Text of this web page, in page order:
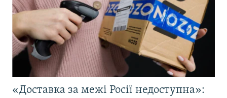
«Доставка за межі Росії недоступна»: